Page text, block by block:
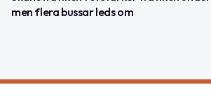
men flera bussar leds om